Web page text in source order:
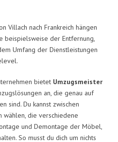
Villach nach Frankreich hängen
beispielsweise der Entfernung,
Umfang der Dienstleistungen
bietet Umzugsmeister
an, die genau auf
sind. Du kannst zwischen
wählen, die verschiedene
und Demontage der Möbel,
So musst du dich um nichts